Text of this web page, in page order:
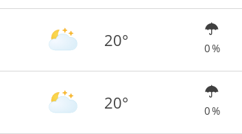
20° 0 %
20° 0 %